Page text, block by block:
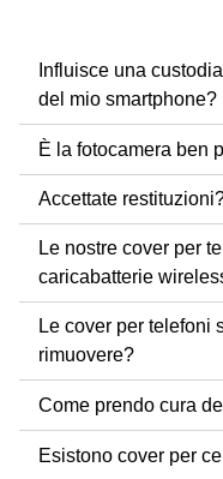
Influisce una
del mio smartphone?
È la fotocamera ben
Accettate
Le nostre cover per
caricabatterie
Le cover per telefoni
rimuovere?
Come prendo cura
Esistono cover per